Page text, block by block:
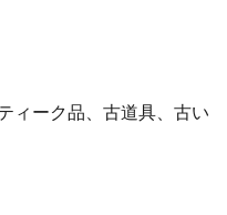
ィーク品、古道具、古い